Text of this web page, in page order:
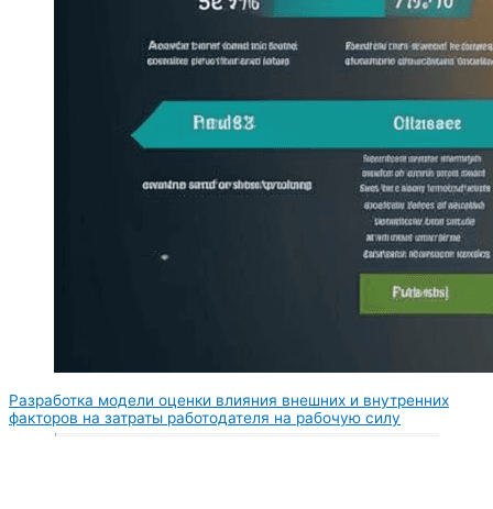
Разработка модели оценки влияния внешних и внутренних
факторов на затраты работодателя на рабочую силу